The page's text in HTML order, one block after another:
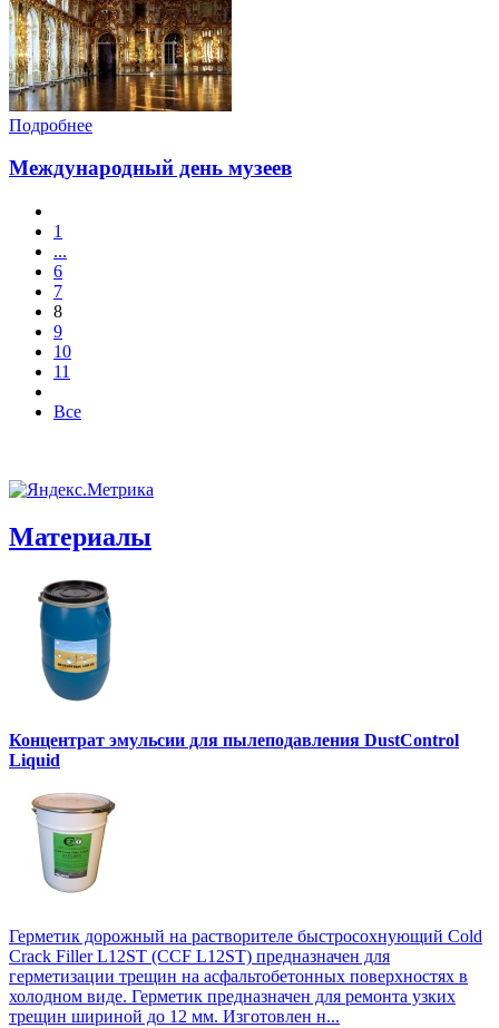
Подробнее
Международный день музеев
1
...
6
7
8
9
10
11
Все
Материалы
Концентрат эмульсии для пылеподавления DustControl
Liquid
Герметик дорожный на растворителе быстросохнующий Cold
Crack Filler L12SТ (CCF L12SТ) предназначен для
герметизации трещин на асфальтобетонных поверхностях в
холодном виде. Герметик предназначен для ремонта узких
трещин шириной до 12 мм. Изготовлен н...